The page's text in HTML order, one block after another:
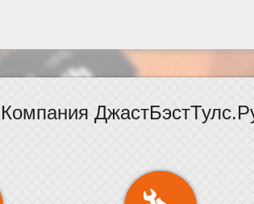
Компания